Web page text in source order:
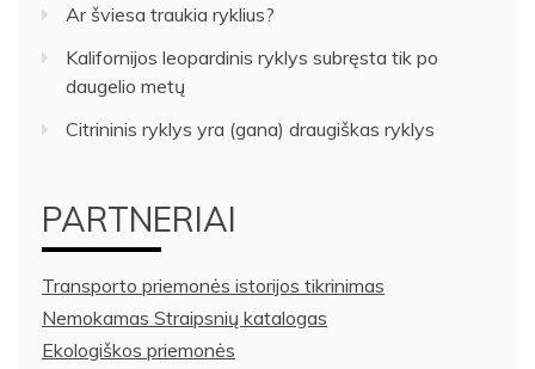
Ar šviesa traukia ryklius?
Kalifornijos leopardinis ryklys subręsta tik po
daugelio metų
Citrininis ryklys yra (gana) draugiškas ryklys
PARTNERIAI
Transporto priemonės istorijos tikrinimas
Nemokamas Straipsnių katalogas
Ekologiškos priemonės